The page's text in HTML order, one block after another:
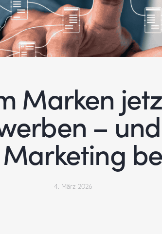
Marken
–
4. März 2026